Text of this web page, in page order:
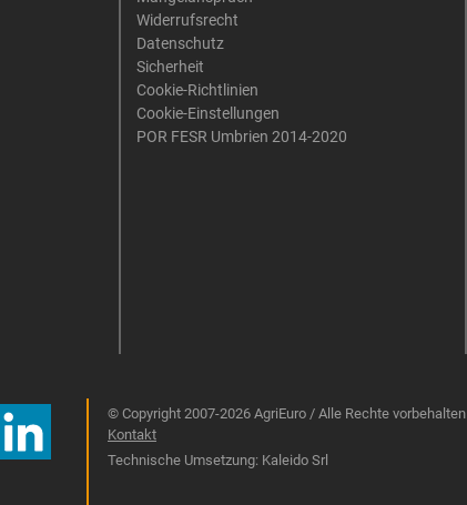
Widerrufsrecht
Datenschutz
Sicherheit
Cookie-Richtlinien
Cookie-Einstellungen
POR FESR Umbrien 2014-2020
© Copyright 2007-2026 AgriEuro / Alle Rechte vorbehalten
Kontakt
Technische Umsetzung: Kaleido Srl